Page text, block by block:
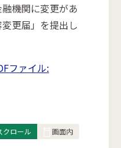
機関に変更があ
更届」を提出し
ファイル: